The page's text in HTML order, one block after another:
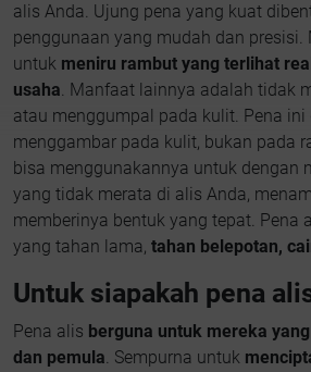
alis Anda. Ujung pena yang kuat
penggunaan yang mudah dan presisi.
untuk meniru rambut yang terlihat
usaha. Manfaat lainnya adalah tidak
atau menggumpal pada kulit. Pena
menggambar pada kulit, bukan pada
bisa menggunakannya untuk dengan
yang tidak merata di alis Anda,
memberinya bentuk yang tepat. Pena
yang tahan lama, tahan belepotan,
Untuk siapakah pena
Pena alis berguna untuk mereka
dan pemula. Sempurna untuk